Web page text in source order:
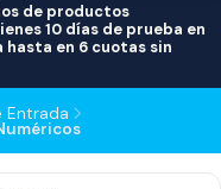
de productos
10 días de prueba en
en 6 cuotas sin
Entrada